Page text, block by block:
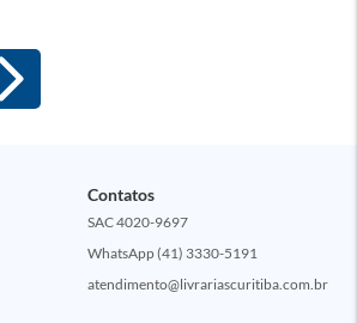
Contatos
SAC 4020-9697
WhatsApp (41) 3330-5191
atendimento@livrariascuritiba.com.br